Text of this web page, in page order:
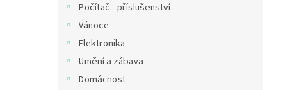
Počítač - příslušenství
Vánoce
Elektronika
Umění a zábava
Domácnost